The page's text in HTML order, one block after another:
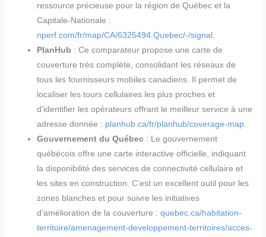
ressource précieuse pour la région de Québec et la
Capitale-Nationale :
nperf.com/fr/map/CA/6325494.Quebec/-/signal
PlanHub : Ce comparateur propose une carte de
couverture très complète, consolidant les réseaux de
tous les fournisseurs mobiles canadiens. Il permet de
localiser les tours cellulaires les plus proches et
d’identifier les opérateurs offrant le meilleur service à une
adresse donnée : planhub.ca/fr/planhub/coverage-map
Gouvernement du Québec : Le gouvernement
québécois offre une carte interactive officielle, indiquant
la disponibilité des services de connectivité cellulaire et
les sites en construction. C’est un excellent outil pour les
zones blanches et pour suivre les initiatives
d’amélioration de la couverture :quebec.ca/habitation-
territoire/amenagement-developpement-territoires/acces-